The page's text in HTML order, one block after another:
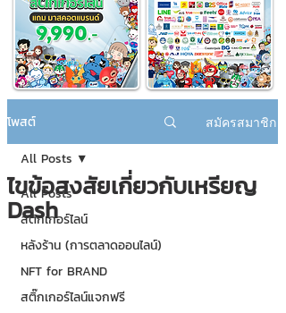
โพสต์ สมัครสมาชิก
All Posts
สติกเกอร์ไลน์
หลังร้าน (การตลาดออนไลน์)
NFT for BRAND
สติ๊กเกอร์ไลน์แจกฟรี
All Posts
ไขข้อสงสัยเกี่ยวกับเหรียญ
Dash